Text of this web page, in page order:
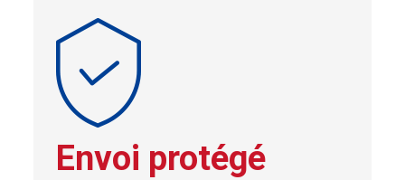
Envoi protégé